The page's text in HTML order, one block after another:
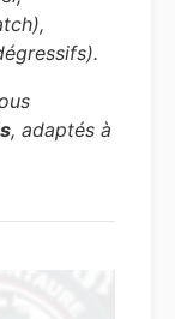
, adaptés à